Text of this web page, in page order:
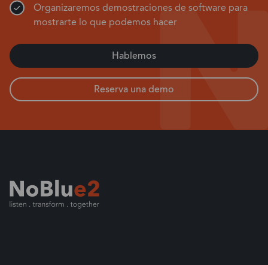
Organizaremos demostraciones de software para
mostrarte lo que podemos hacer
Hablemos
Reserva una demo